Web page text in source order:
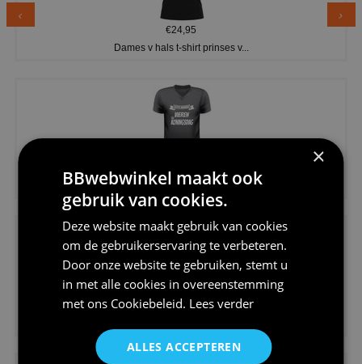
€24,95
Dames v hals t-shirt prinses v...
Koningsdag shirt heren v-hals ...
€24,95
×
BBwebwinkel maakt ook
gebruik van cookies.
Deze website maakt gebruik van cookies
om de gebruikerservaring te verbeteren.
Door onze website te gebruiken, stemt u
in met alle cookies in overeenstemming
met ons Cookiebeleid. Lees verder
ALLES ACCEPTEREN